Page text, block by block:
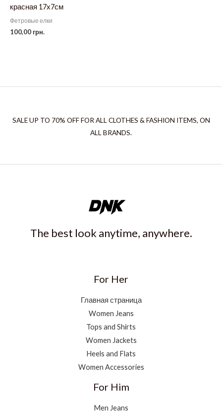
красная 17х7см
Фетровые елки
100,00 грн.
SALE UP TO 70% OFF FOR ALL CLOTHES & FASHION ITEMS, ON
ALL BRANDS.
The best look anytime, anywhere.
For Her
Главная страница
Women Jeans
Tops and Shirts
Women Jackets
Heels and Flats
Women Accessories
For Him
Men Jeans